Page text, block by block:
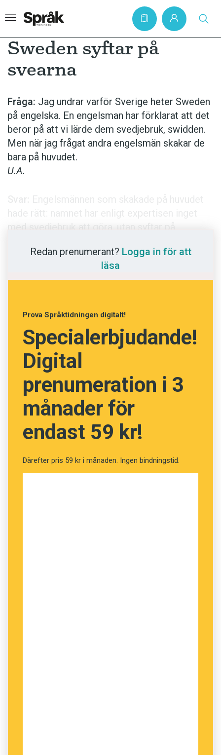
Artiklar
Krönikor
Språkfrågor
Skrivtips
Bokrecensioner
Anmäl till språkpolisen
Prenumerera
Press
Sweden syftar på
svearna
Fråga: Jag undrar varför Sverige heter Sweden
på engelska. En engelsman har förklarat att det
beror på att vi lärde dem svedjebruk, swidden.
Men när jag frågat andra engelsmän skakar de
bara på huvudet.
U.A.
med svedjebruk att göra, utan syftar på
Hans Lindquist, Malmö högskola
Redan prenumerant? Logga in för att
läsa
Prova Språktidningen digitalt!
Specialerbjudande!
Digital
prenumeration i 3
månader för
endast 59 kr!
Därefter pris 59 kr i månaden. Ingen bindningstid.